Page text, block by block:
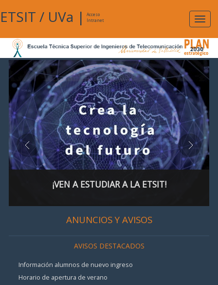
ETSIT / UVa |
Acceso
Intranet
¡VEN A ESTUDIAR A LA ETSIT!
ANUNCIOS Y AVISOS
AVISOS DESTACADOS
Información alumnos de nuevo ingreso
Horario de apertura de verano